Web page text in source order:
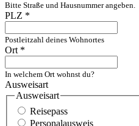
Bitte Straße und Hausnummer angeben.
PLZ *
Postleitzahl deines Wohnortes
Ort *
In welchem Ort wohnst du?
Ausweisart
Ausweisart
Reisepass
Personalausweis